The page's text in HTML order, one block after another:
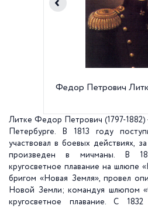
Федор Петрович
Литке Федор Петрович (1797-1882)
Петербурге. В 1813 году
участвовал в боевых действиях,
произведен в мичманы. В
кругосветное плавание на шлюпе
бригом «Новая Земля», провел
Новой Земли; командуя шлюпом
кругосветное плавание. С